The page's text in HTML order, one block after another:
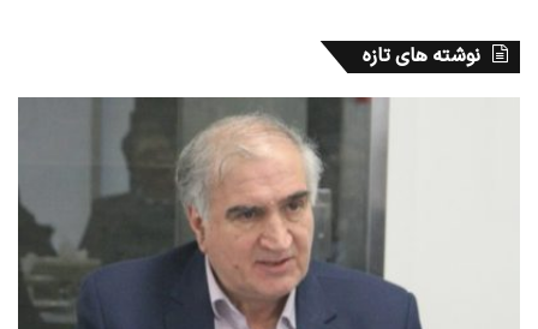
نوشته های تازه